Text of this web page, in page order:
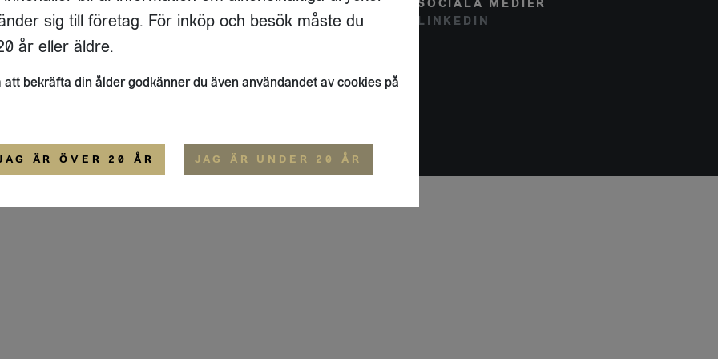
17 A
STOCKHOLM
FLAIVY
OM OSS
SOCIALA MEDIER
LINKEDIN
ALLMÄNNA VILLKOR
sig till företag. För inköp och besök måste du
år eller äldre.
att bekräfta din ålder godkänner du även användandet av cookies på
ÄR ÖVER 20 ÅR JAG ÄR UNDER 20 ÅR